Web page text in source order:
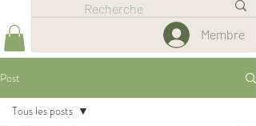
Membre
Post
Tous les posts